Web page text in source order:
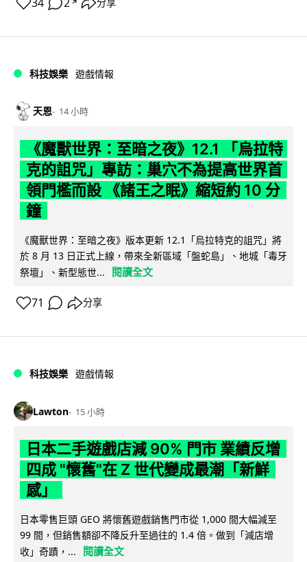
↗ 分享
科技娛樂 遊戲情報
天恩 14 小時
《魔獸世界：至暗之夜》12.1 「烏拉特
克的詛咒」專訪：巢穴不為提高世界首
領門檻而設 《諸王之眠》縮短約 10 分
鐘
《魔獸世界：至暗之夜》版本更新 12.1「烏拉特克的詛咒」將
於 8 月 13 日正式上線，帶來全新區域「盤蛇島」、地城「毒牙
祭壇」、新型態世...
閱讀全文
71 分享
科技娛樂 遊戲情報
Lawton 15 小時
日本二手遊戲店減 90% 門市 業績反增
四成 "懷舊"在 Z 世代變成最潮「新鮮
感」
日本零售巨頭 GEO 將懷舊遊戲銷售門市從 1,000 間大幅減至
99 間，但銷售額卻不降反升至過往的 1.4 倍。做到「減店增
收」奇蹟，...
閱讀全文